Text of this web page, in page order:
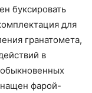
буксировать
для
гранатомета,
в
фарой-